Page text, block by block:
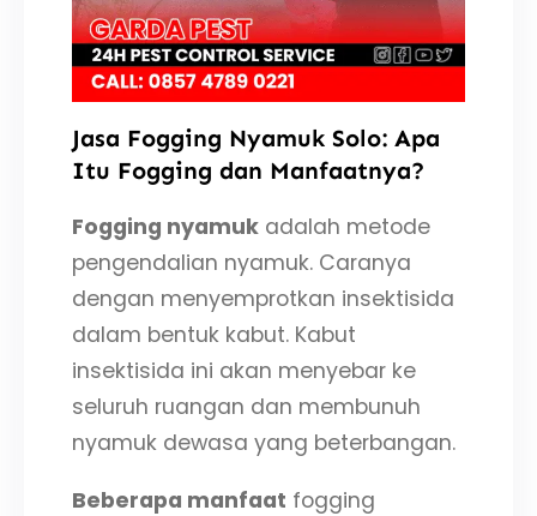
Jasa Fogging Nyamuk Solo: Apa
Itu Fogging dan Manfaatnya?
Fogging nyamuk adalah metode
pengendalian nyamuk. Caranya
dengan menyemprotkan insektisida
dalam bentuk kabut. Kabut
insektisida ini akan menyebar ke
seluruh ruangan dan membunuh
nyamuk dewasa yang beterbangan.
Beberapa manfaat fogging